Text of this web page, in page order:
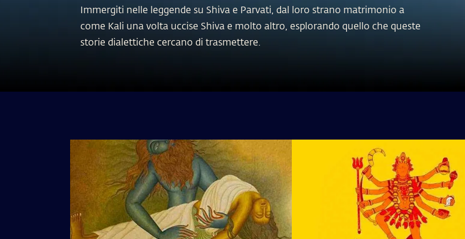
Immergiti nelle leggende su Shiva e Parvati, dal loro strano matrimonio a
come Kali una volta uccise Shiva e molto altro, esplorando quello che queste
storie dialettiche cercano di trasmettere.